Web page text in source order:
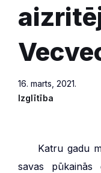
16. marts, 2021.
Izglītība
Katru gadu
savas pūkainās